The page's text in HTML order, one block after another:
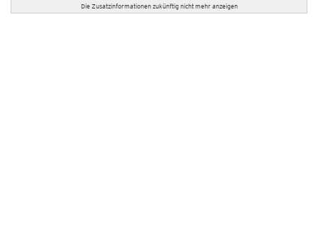
Die Zusatzinformationen zukünftig nicht mehr anzeigen